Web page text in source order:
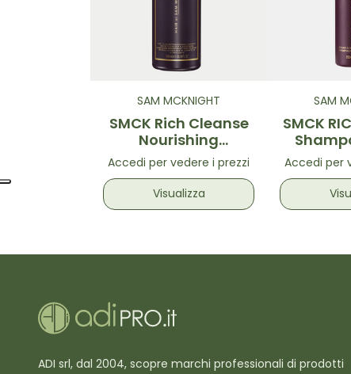
SAM MCKNIGHT
SMCK Rich Cleanse
Nourishing
Shampoo 1L
Accedi per vedere i prezzi
Visualizza
SAM
SMCK
Accedi per
ADI srl, dal 2004, scopre marchi professionali di prodotti